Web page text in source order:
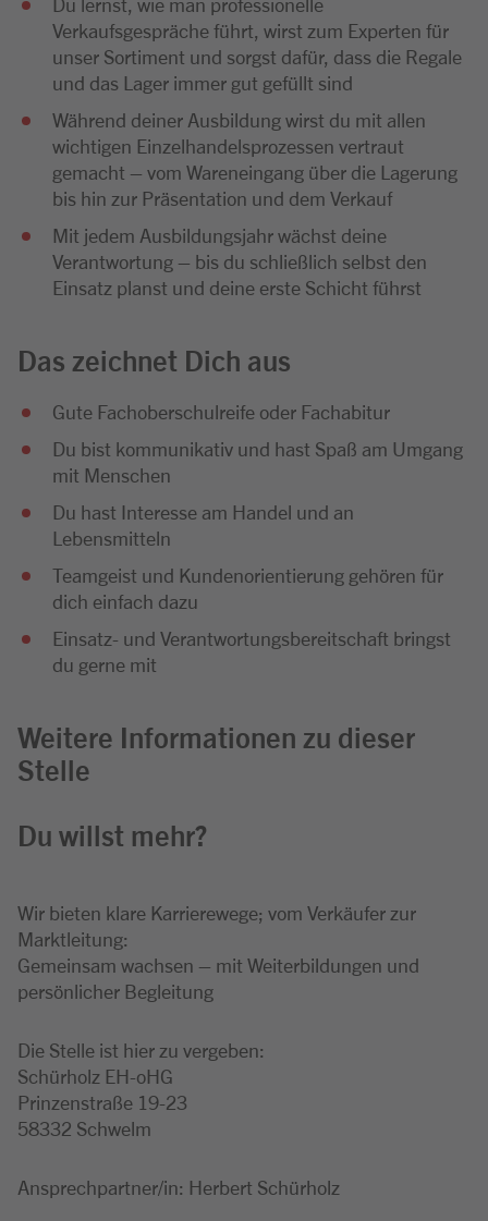
Verkaufsgespräche führt, wirst zum Experten für
unser Sortiment und sorgst dafür, dass die Regale
und das Lager immer gut gefüllt sind
Während deiner Ausbildung wirst du mit allen
wichtigen Einzelhandelsprozessen vertraut
gemacht – vom Wareneingang über die Lagerung
bis hin zur Präsentation und dem Verkauf
Mit jedem Ausbildungsjahr wächst deine
Verantwortung – bis du schließlich selbst den
Einsatz planst und deine erste Schicht führst
Das zeichnet Dich aus
Gute Fachoberschulreife oder Fachabitur
Du bist kommunikativ und hast Spaß am Umgang
mit Menschen
Du hast Interesse am Handel und an
Lebensmitteln
Teamgeist und Kundenorientierung gehören für
dich einfach dazu
Einsatz- und Verantwortungsbereitschaft bringst
du gerne mit
Weitere Informationen zu dieser
Stelle
Du willst mehr?
Wir bieten klare Karrierewege; vom Verkäufer zur
Marktleitung:
Gemeinsam wachsen – mit Weiterbildungen und
persönlicher Begleitung
Die Stelle ist hier zu vergeben:
Schürholz EH-oHG
Prinzenstraße 19-23
58332 Schwelm
Ansprechpartner/in: Herbert Schürholz